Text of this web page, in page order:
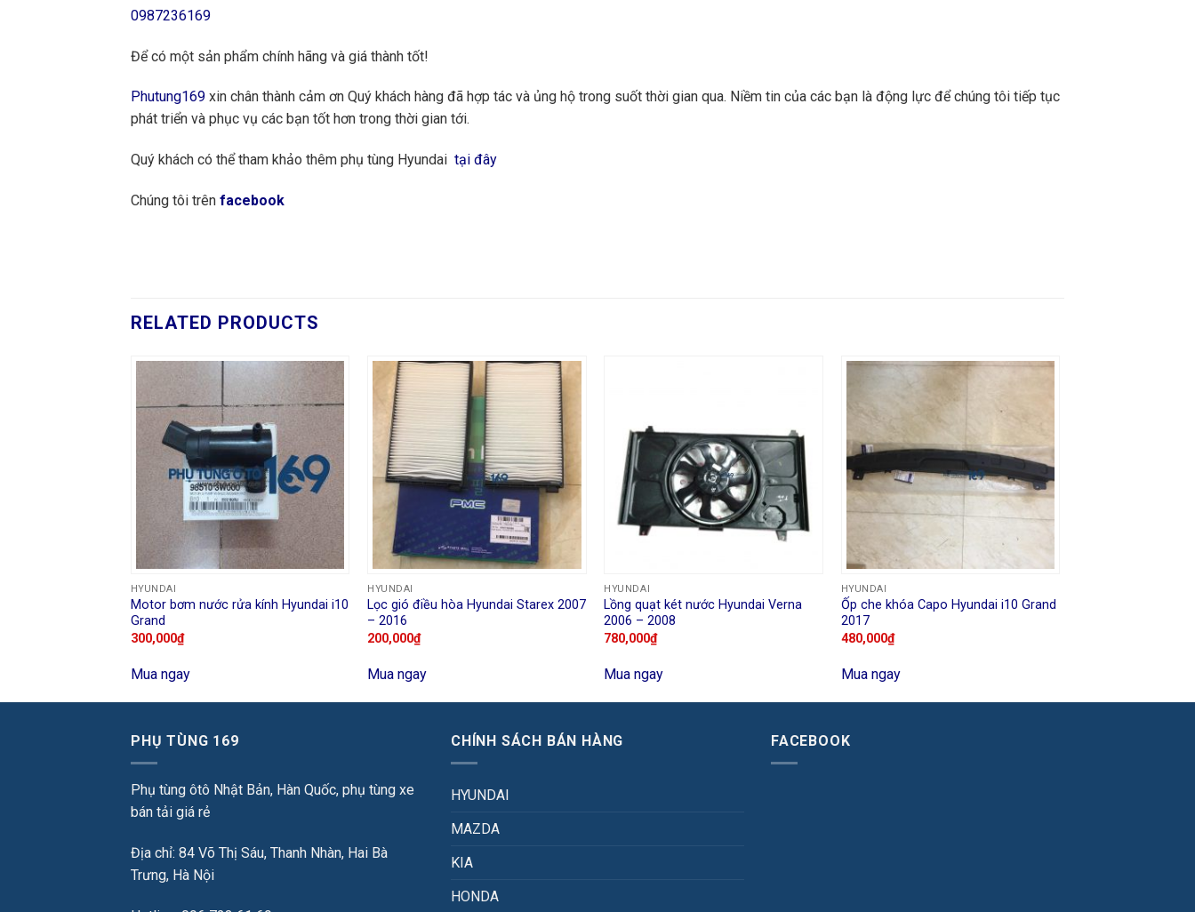
0987236169
Để có một sản phẩm chính hãng và giá thành tốt!
Phutung169 xin chân thành cảm ơn Quý khách hàng đã hợp tác và ủng hộ trong suốt thời gian qua. Niềm tin của các bạn là động lực để chúng tôi tiếp tục
phát triển và phục vụ các bạn tốt hơn trong thời gian tới.
Quý khách có thể tham khảo thêm phụ tùng Hyundai tại đây
Chúng tôi trên facebook
RELATED PRODUCTS
HYUNDAI
Motor bơm nước rửa kính Hyundai i10
Grand
300,000₫
Mua ngay
HYUNDAI
Lọc gió điều hòa Hyundai Starex 2007
– 2016
200,000₫
Mua ngay
HYUNDAI
Lồng quạt két nước Hyundai Verna
2006 – 2008
780,000₫
Mua ngay
HYUNDAI
Ốp che khóa Capo Hyundai i10 Grand
2017
480,000₫
Mua ngay
PHỤ TÙNG 169
Phụ tùng ôtô Nhật Bản, Hàn Quốc, phụ tùng xe
bán tải giá rẻ
Địa chỉ: 84 Võ Thị Sáu, Thanh Nhàn, Hai Bà
Trưng, Hà Nội
CHÍNH SÁCH BÁN HÀNG
HYUNDAI
MAZDA
KIA
HONDA
FACEBOOK